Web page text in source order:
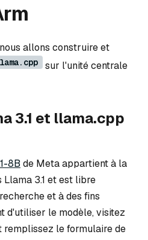
allons construire et
sur l'unité centrale
3.1 et llama.cpp
8B de Meta appartient à la
3.1 et est libre
et à des fins
d'utiliser le modèle, visitez
remplissez le formulaire de